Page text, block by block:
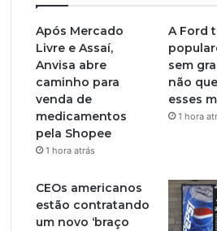
Após Mercado
Livre e Assaí,
Anvisa abre
caminho para
venda de
medicamentos
pela Shopee
1 hora atrás
A Ford
sem
não
esses
1 hora
CEOs americanos
estão contratando
um novo ‘braço